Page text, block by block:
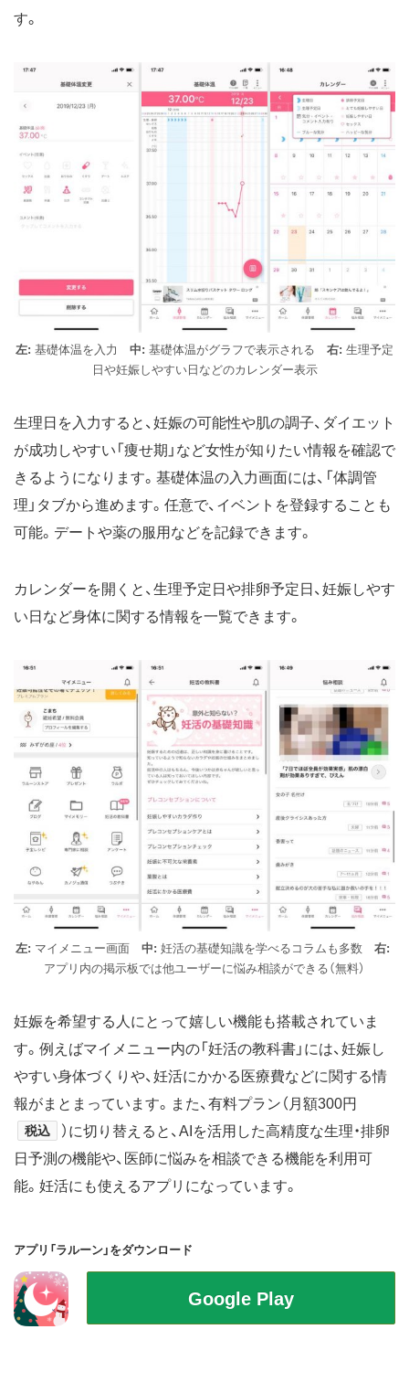
す。
左: 基礎体温を入力 中: 基礎体温がグラフで表示される 右: 生理予定
日や妊娠しやすい日などのカレンダー表示
生理日を入力すると、妊娠の可能性や肌の調子、ダイエット
が成功しやすい「痩せ期」など女性が知りたい情報を確認で
きるようになります。基礎体温の入力画面には、「体調管
理」タブから進めます。任意で、イベントを登録することも
可能。デートや薬の服用などを記録できます。
カレンダーを開くと、生理予定日や排卵予定日、妊娠しやす
い日など身体に関する情報を一覧できます。
左: マイメニュー画面 中: 妊活の基礎知識を学べるコラムも多数
右:
アプリ内の掲示板では他ユーザーに悩み相談ができる（無料）
妊娠を希望する人にとって嬉しい機能も搭載されていま
す。例えばマイメニュー内の「妊活の教科書」には、妊娠し
やすい身体づくりや、妊活にかかる医療費などに関する情
報がまとまっています。また、有料プラン（月額300円
税込
）に切り替えると、AIを活用した高精度な生理・排卵
日予測の機能や、医師に悩みを相談できる機能を利用可
能。妊活にも使えるアプリになっています。
アプリ「ラルーン」をダウンロード